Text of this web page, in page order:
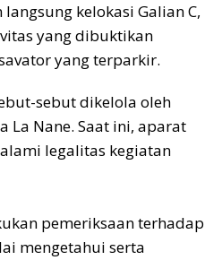
kelokasi Galian C,
yang dibuktikan
yang terparkir.
sebut dikelola oleh
La Nane. Saat ini, aparat
legalitas kegiatan
pemeriksaan terhadap
mengetahui serta